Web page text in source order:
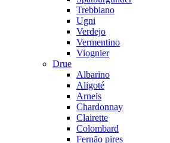
Trebbiano
Ugni
Verdejo
Vermentino
Viognier
Drue
Albarino
Aligoté
Arneis
Chardonnay
Clairette
Colombard
Fernão pires